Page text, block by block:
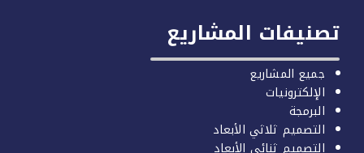
المشاريع
جميع المشاريع
الإلكترونيات
البرمجة
التصميم ثلاثي الأبعاد